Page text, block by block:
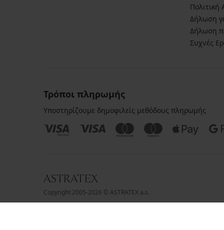
Πολιτική
Δήλωση
Δήλωση
Συχνές
Τρόποι πληρωμής
Υποστηρίζουμε δημοφιλείς μεθόδους πληρωμής
Copyright 2005-2026 © ASTRATEX a.s.